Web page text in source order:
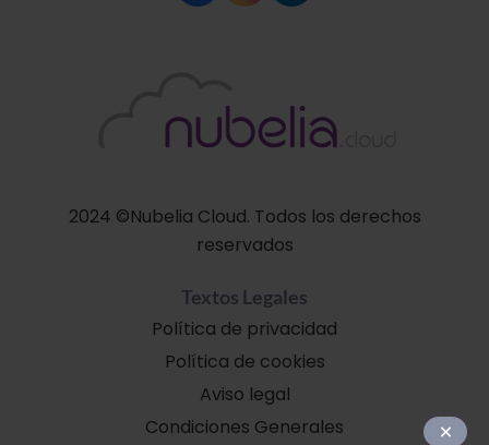
2024 ©Nubelia Cloud. Todos los derechos
reservados
Textos Legales
Política de privacidad
Política de cookies
Aviso legal
Condiciones Generales